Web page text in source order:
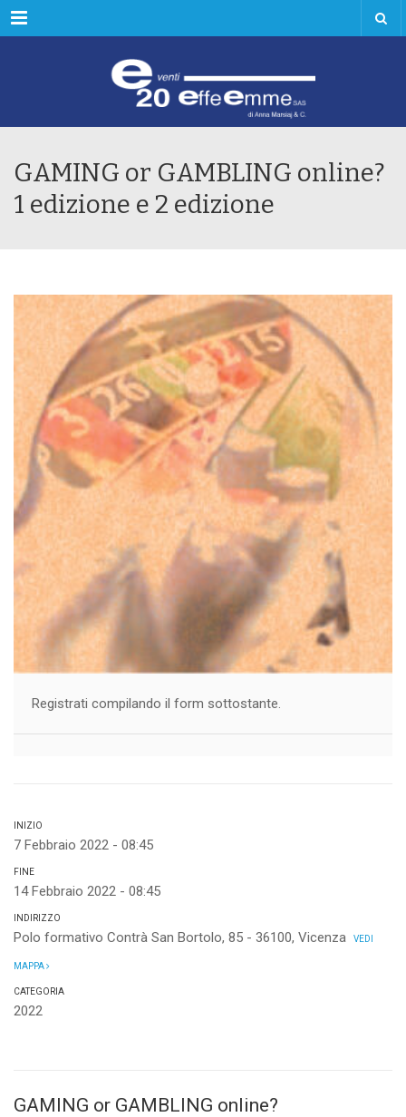
Menu
GAMING or GAMBLING online?
1 edizione e 2 edizione
Registrati compilando il form sottostante.
INIZIO
7 Febbraio 2022 - 08:45
FINE
14 Febbraio 2022 - 08:45
INDIRIZZO
Polo formativo Contrà San Bortolo, 85 - 36100, Vicenza VEDI
MAPPA
CATEGORIA
2022
GAMING or GAMBLING online?